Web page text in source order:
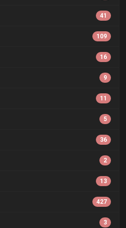
41
109
16
9
11
5
36
2
13
427
3